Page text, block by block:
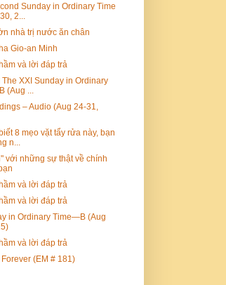
Sunday in Ordinary Time
2...
nhà trị nước ăn chân
Gio-an Minh
và lời đáp trả
The XXI Sunday in Ordinary
(Aug ...
– Audio (Aug 24-31,
8 mẹo vặt tẩy rửa này, bạn
n...
với những sự thật về chính
và lời đáp trả
và lời đáp trả
in Ordinary Time—B (Aug
và lời đáp trả
(EM # 181)